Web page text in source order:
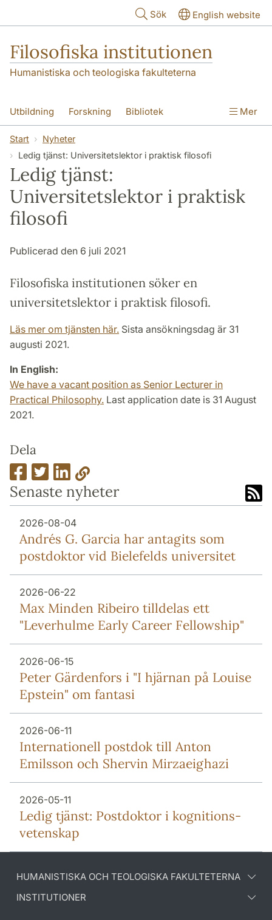
Sök English website
Filosofiska institutionen
Humanistiska och teologiska fakulteterna
Utbildning Forskning Bibliotek
Personal Kontakt
Mer
Start
Nyheter
Ledig tjänst: Universitetslektor i praktisk filosofi
Ledig tjänst:
Universitetslektor i praktisk
filosofi
Publicerad den 6 juli 2021
Filosofiska institutionen söker en
universitetslektor i praktisk filosofi.
Läs mer om tjänsten här. Sista ansökningsdag är 31
augusti 2021.
In English:
We have a vacant position as Senior Lecturer in
Practical Philosophy. Last application date is 31 August
2021.
Dela
Senaste nyheter
2026-08-04
Andrés G. Garcia har antagits som
postdoktor vid Bielefelds universitet
2026-06-22
Max Minden Ribeiro tilldelas ett
"Leverhulme Early Career Fellowship"
2026-06-15
Peter Gärdenfors i "I hjärnan på Louise
Epstein" om fantasi
2026-06-11
Internationell postdok till Anton
Emilsson och Shervin Mirzaeighazi
2026-05-11
Ledig tjänst: Postdoktor i kognitions-
vetenskap
HUMANISTISKA OCH TEOLOGISKA FAKULTETERNA
INSTITUTIONER